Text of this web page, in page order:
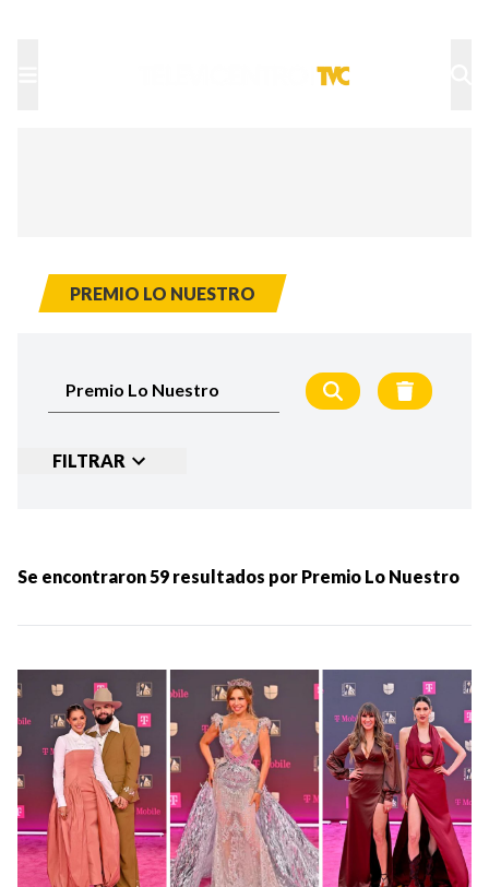
PREMIO LO NUESTRO
FILTRAR
MÁS RECIENTES
MENOS RECIENTES
Periodo:
Se encontraron59 resultados por Premio Lo Nuestro